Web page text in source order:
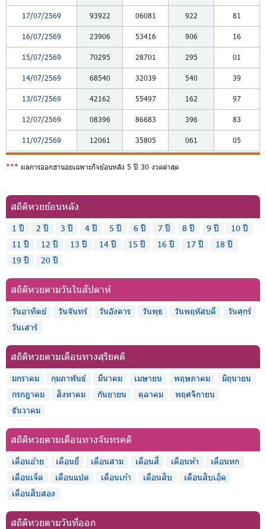
17/07/2569 93922 06081 922 81
16/07/2569 23906 53416 906 16
15/07/2569 70295 28701 295 01
14/07/2569 68540 32039 540 39
13/07/2569 42162 55497 162 97
12/07/2569 08396 86683 396 83
11/07/2569 12061 35805 061 05
*** ผลการออกฮานอยเฉพาะกิจย้อนหลัง 5 ปี 30 งวดล่าสุด
สถิติหวยย้อนหลัง
1 ปี 2 ปี 3 ปี 4 ปี 5 ปี 6 ปี 7 ปี 8 ปี 9 ปี
10 ปี
11 ปี
12 ปี 13 ปี 14 ปี 15 ปี 16 ปี 17 ปี
18 ปี
19 ปี
20 ปี
สถิติหวยตามวันในสัปดาห์
วันอาทิตย์ วันจันทร์ วันอังคาร วันพุธ วันพฤหัสบดี
วันศุกร์
วันเสาร์
สถิติหวยตามเดือนทางสุริยคติ
มกราคม กุมภาพันธ์ มีนาคม เมษายน พฤษภาคม
มิถุนายน
กรกฎาคม
สิงหาคม กันยายน ตุลาคม
พฤศจิกายน
ธันวาคม
สถิติหวยตามเดือนทางจันทรคติ
เดือนอ้าย เดือนยี่ เดือนสาม เดือนสี่ เดือนห้า
เดือนหก
เดือนเจ็ด
เดือนแปด เดือนเก้า เดือนสิบ
เดือนสิบเอ็ด
เดือนสิบสอง
สถิติหวยตามวันที่ออก